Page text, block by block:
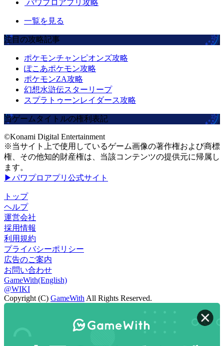
パワプロアプリ攻略
一覧を見る
注目の攻略記事
ポケモンチャンピオンズ攻略
ぽこあポケモン攻略
ポケモンZA攻略
幻想水滸伝スターリープ
スプラトゥーンレイダース攻略
当ゲームタイトルの権利表記
©Konami Digital Entertainment
※当サイト上で使用しているゲーム画像の著作権および商標
権、その他知的財産権は、当該コンテンツの提供元に帰属し
ます。
▶パワプロアプリ公式サイト
トップ
ヘルプ
運営会社
採用情報
利用規約
プライバシーポリシー
広告のご案内
お問い合わせ
GameWith(English)
@WIKI
Copyright (C) GameWith All Rights Reserved.